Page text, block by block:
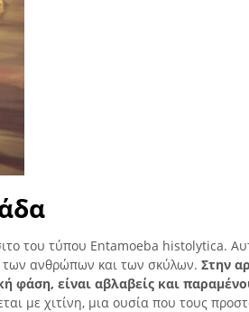
του τύπου Entamoeba histolytica.
των ανθρώπων και των σκύλων. Στην
φάση, είναι αβλαβείς και
με χιτίνη, μια ουσία που τους